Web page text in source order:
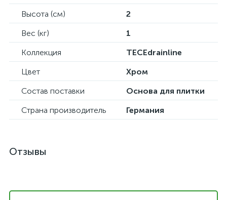
Высота (см)
2
Вес (кг)
1
Коллекция
TECEdrainline
Цвет
Хром
Состав поставки
Основа для плитки
Страна производитель
Германия
Отзывы